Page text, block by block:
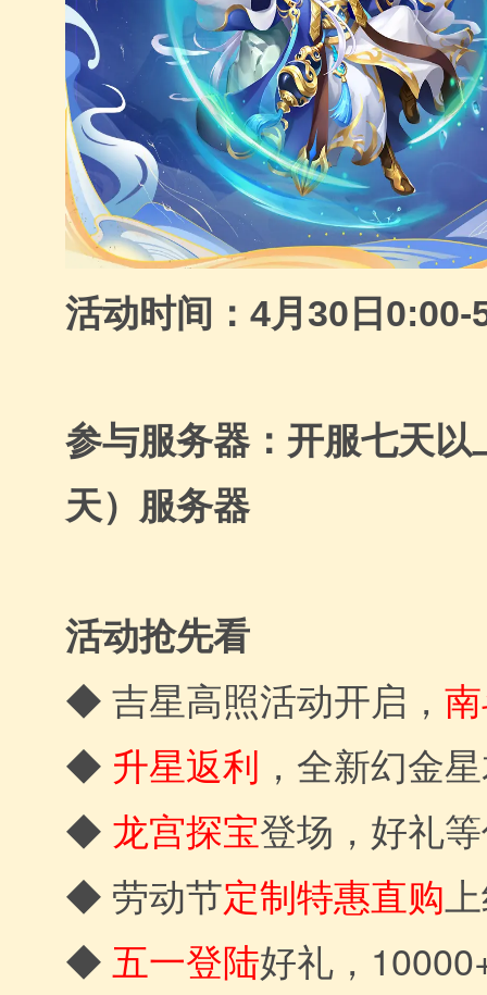
活动时间：4月30日0:00-
参与服务器：开服七天以
天）服务器
活动抢先看
◆ 吉星高照活动开启，
◆ 升星返利
，全新幻金
◆ 龙宫探宝登场，好礼
◆ 劳动节定制特惠直购
◆ 五一登陆好礼，